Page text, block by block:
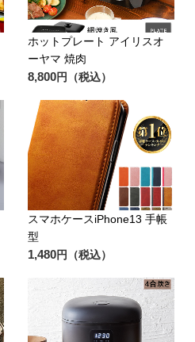
ホットプレート アイリスオ
ーヤマ 焼肉
8,800円（税込）
スマホケースiPhone13 手帳
型
1,480円（税込）